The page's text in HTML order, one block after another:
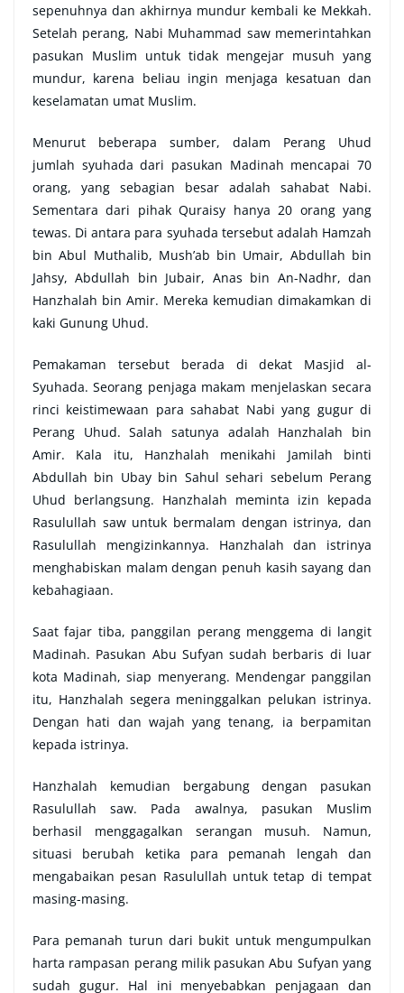
sepenuhnya dan akhirnya mundur kembali ke Mekkah.
Setelah perang, Nabi Muhammad saw memerintahkan
pasukan Muslim untuk tidak mengejar musuh yang
mundur, karena beliau ingin menjaga kesatuan dan
keselamatan umat Muslim.
Menurut beberapa sumber, dalam Perang Uhud
jumlah syuhada dari pasukan Madinah mencapai 70
orang, yang sebagian besar adalah sahabat Nabi.
Sementara dari pihak Quraisy hanya 20 orang yang
tewas. Di antara para syuhada tersebut adalah Hamzah
bin Abul Muthalib, Mush’ab bin Umair, Abdullah bin
Jahsy, Abdullah bin Jubair, Anas bin An-Nadhr, dan
Hanzhalah bin Amir. Mereka kemudian dimakamkan di
kaki Gunung Uhud.
Pemakaman tersebut berada di dekat Masjid al-
Syuhada. Seorang penjaga makam menjelaskan secara
rinci keistimewaan para sahabat Nabi yang gugur di
Perang Uhud. Salah satunya adalah Hanzhalah bin
Amir. Kala itu, Hanzhalah menikahi Jamilah binti
Abdullah bin Ubay bin Sahul sehari sebelum Perang
Uhud berlangsung. Hanzhalah meminta izin kepada
Rasulullah saw untuk bermalam dengan istrinya, dan
Rasulullah mengizinkannya. Hanzhalah dan istrinya
menghabiskan malam dengan penuh kasih sayang dan
kebahagiaan.
Saat fajar tiba, panggilan perang menggema di langit
Madinah. Pasukan Abu Sufyan sudah berbaris di luar
kota Madinah, siap menyerang. Mendengar panggilan
itu, Hanzhalah segera meninggalkan pelukan istrinya.
Dengan hati dan wajah yang tenang, ia berpamitan
kepada istrinya.
Hanzhalah kemudian bergabung dengan pasukan
Rasulullah saw. Pada awalnya, pasukan Muslim
berhasil menggagalkan serangan musuh. Namun,
situasi berubah ketika para pemanah lengah dan
mengabaikan pesan Rasulullah untuk tetap di tempat
masing-masing.
Para pemanah turun dari bukit untuk mengumpulkan
harta rampasan perang milik pasukan Abu Sufyan yang
sudah gugur. Hal ini menyebabkan penjagaan dan